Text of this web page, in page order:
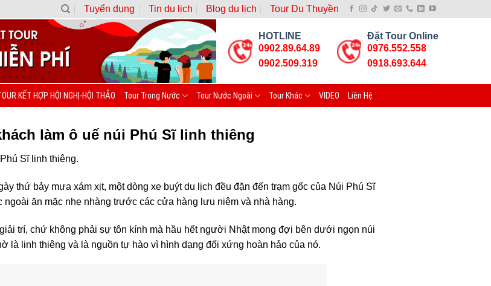
Tuyển dụng Tin du lịch Blog du lịch Tour Du Thuyền
HOTLINE
0902.89.64.89
0902.509.319
Đặt Tour Online
0976.552.558
0918.693.644
KẾT HỢP HỘI NGHỊ-HỘI THẢO Tour Trong Nước Tour Nước Ngoài Tour Khác VIDEO Liên Hệ
làm ô uế núi Phú Sĩ linh thiêng
Sĩ linh thiêng.
thứ bảy mưa xám xịt, một dòng xe buýt du lịch đều đặn đến trạm gốc của Núi Phú Sĩ
ăn mặc nhẹ nhàng trước các cửa hàng lưu niệm và nhà hàng.
trí, chứ không phải sự tôn kính mà hầu hết người Nhật mong đợi bên dưới ngọn núi
là linh thiêng và là nguồn tự hào vì hình dạng đối xứng hoàn hảo của nó.